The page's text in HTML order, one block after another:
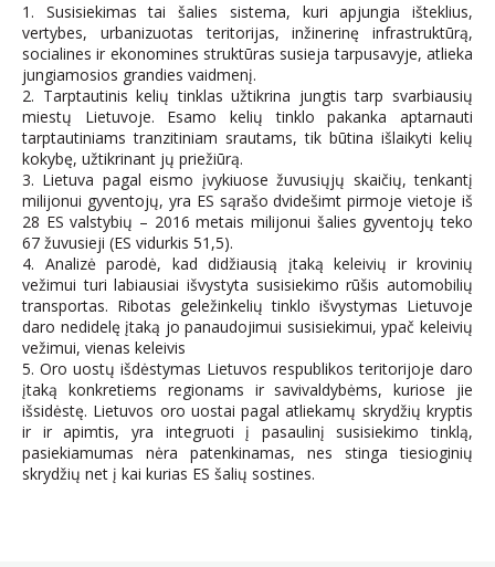
1. Susisiekimas tai šalies sistema, kuri apjungia išteklius,
vertybes, urbanizuotas teritorijas, inžinerinę infrastruktūrą,
socialines ir ekonomines struktūras susieja tarpusavyje, atlieka
jungiamosios grandies vaidmenį.
2. Tarptautinis kelių tinklas užtikrina jungtis tarp svarbiausių
miestų Lietuvoje. Esamo kelių tinklo pakanka aptarnauti
tarptautiniams tranzitiniam srautams, tik būtina išlaikyti kelių
kokybę, užtikrinant jų priežiūrą.
3. Lietuva pagal eismo įvykiuose žuvusiųjų skaičių, tenkantį
milijonui gyventojų, yra ES sąrašo dvidešimt pirmoje vietoje iš
28 ES valstybių – 2016 metais milijonui šalies gyventojų teko
67 žuvusieji (ES vidurkis 51,5).
4. Analizė parodė, kad didžiausią įtaką keleivių ir krovinių
vežimui turi labiausiai išvystyta susisiekimo rūšis automobilių
transportas. Ribotas geležinkelių tinklo išvystymas Lietuvoje
daro nedidelę įtaką jo panaudojimui susisiekimui, ypač keleivių
vežimui, vienas keleivis
5. Oro uostų išdėstymas Lietuvos respublikos teritorijoje daro
įtaką konkretiems regionams ir savivaldybėms, kuriose jie
išsidėstę. Lietuvos oro uostai pagal atliekamų skrydžių kryptis
ir ir apimtis, yra integruoti į pasaulinį susisiekimo tinklą,
pasiekiamumas nėra patenkinamas, nes stinga tiesioginių
skrydžių net į kai kurias ES šalių sostines.